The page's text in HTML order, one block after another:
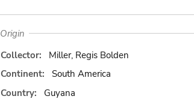
Origin
Collector:
Miller, Regis Bolden
Continent:
South America
Country:
Guyana